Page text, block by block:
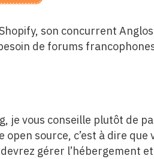
son concurrent
de forums
je vous conseille plutôt de
source, c’est à dire
gérer l’hébergement